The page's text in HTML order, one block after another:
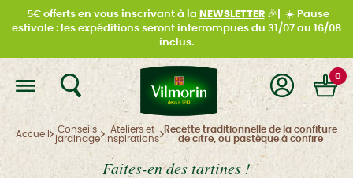
5€ offerts en vous inscrivant à la NEWSLETTER🎉| ☀️ Pause
estivale : les expéditions seront interrompues du 31/07 au 16/08
inclus.
0
Accueil
Conseils
jardinage
Ateliers et
inspirations
Recette traditionnelle de la confiture
de citre, ou pastèque à confire
Faites-en des tartines !